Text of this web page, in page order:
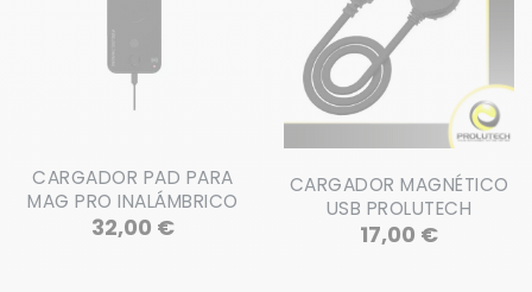
CARGADOR PAD PARA
MAG PRO INALÁMBRICO
32,00 €Precio
CARGADOR MAGNÉTICO
USB PROLUTECH
17,00 €Precio